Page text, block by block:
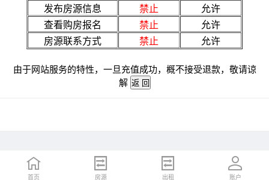
发布房源信息
禁止
允许
查看购房报名
禁止
允许
房源联系方式
禁止 允许
由于网站服务的特性，一旦充值成功，概不接受退款，敬请谅
解
首页 房源 出租 账户